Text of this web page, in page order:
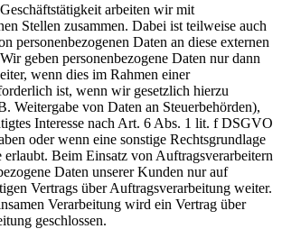
arbeiten wir mit
Stellen zusammen. Dabei ist teilweise auch
personenbezogenen Daten an diese externen
geben personenbezogene Daten nur dann
wenn dies im Rahmen einer
ist, wenn wir gesetzlich hierzu
Weitergabe von Daten an Steuerbehörden),
Interesse nach Art. 6 Abs. 1 lit. f DSGVO
oder wenn eine sonstige Rechtsgrundlage
erlaubt. Beim Einsatz von Auftragsverarbeitern
Daten unserer Kunden nur auf
Vertrags über Auftragsverarbeitung weiter.
Verarbeitung wird ein Vertrag über
geschlossen.